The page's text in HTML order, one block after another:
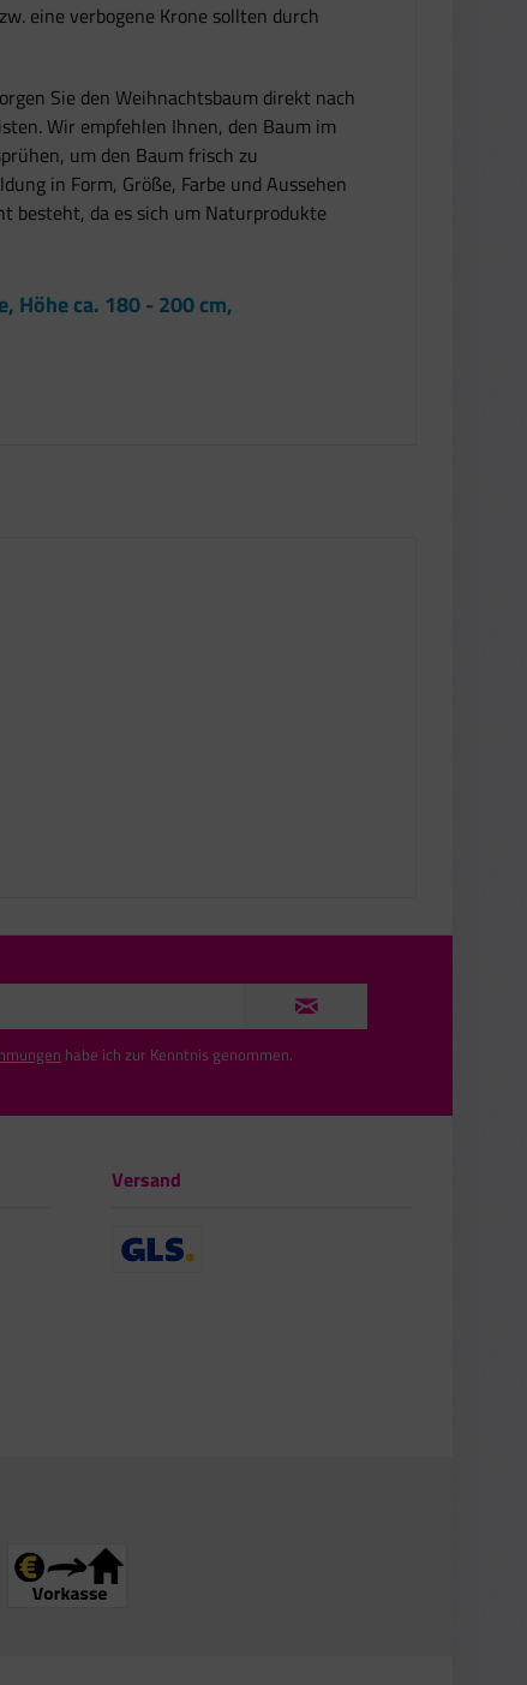
eine verbogene Krone sollten durch
Sie den Weihnachtsbaum direkt nach
Wir empfehlen Ihnen, den Baum im
um den Baum frisch zu
in Form, Größe, Farbe und Aussehen
besteht, da es sich um Naturprodukte
Höhe ca. 180 - 200 cm,
habe ich zur Kenntnis genommen.
Versand